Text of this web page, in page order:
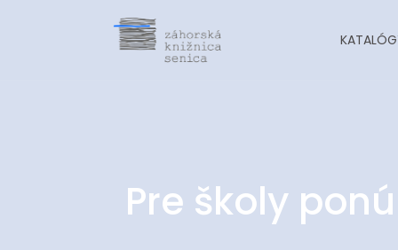
Pre školy